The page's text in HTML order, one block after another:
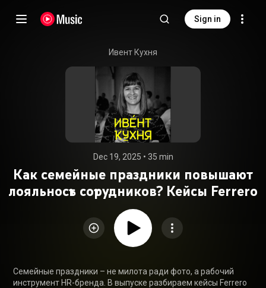
Sign in
Ивент Кухня
Dec 19, 2025 • 35 min
Как семейные праздники повышают
лояльность сотрудников? Кейсы Ferrero
Семейные праздники – не милота ради фото, а рабочий
инструмент HR-бренда. В выпуске разбираем кейсы Ferrero